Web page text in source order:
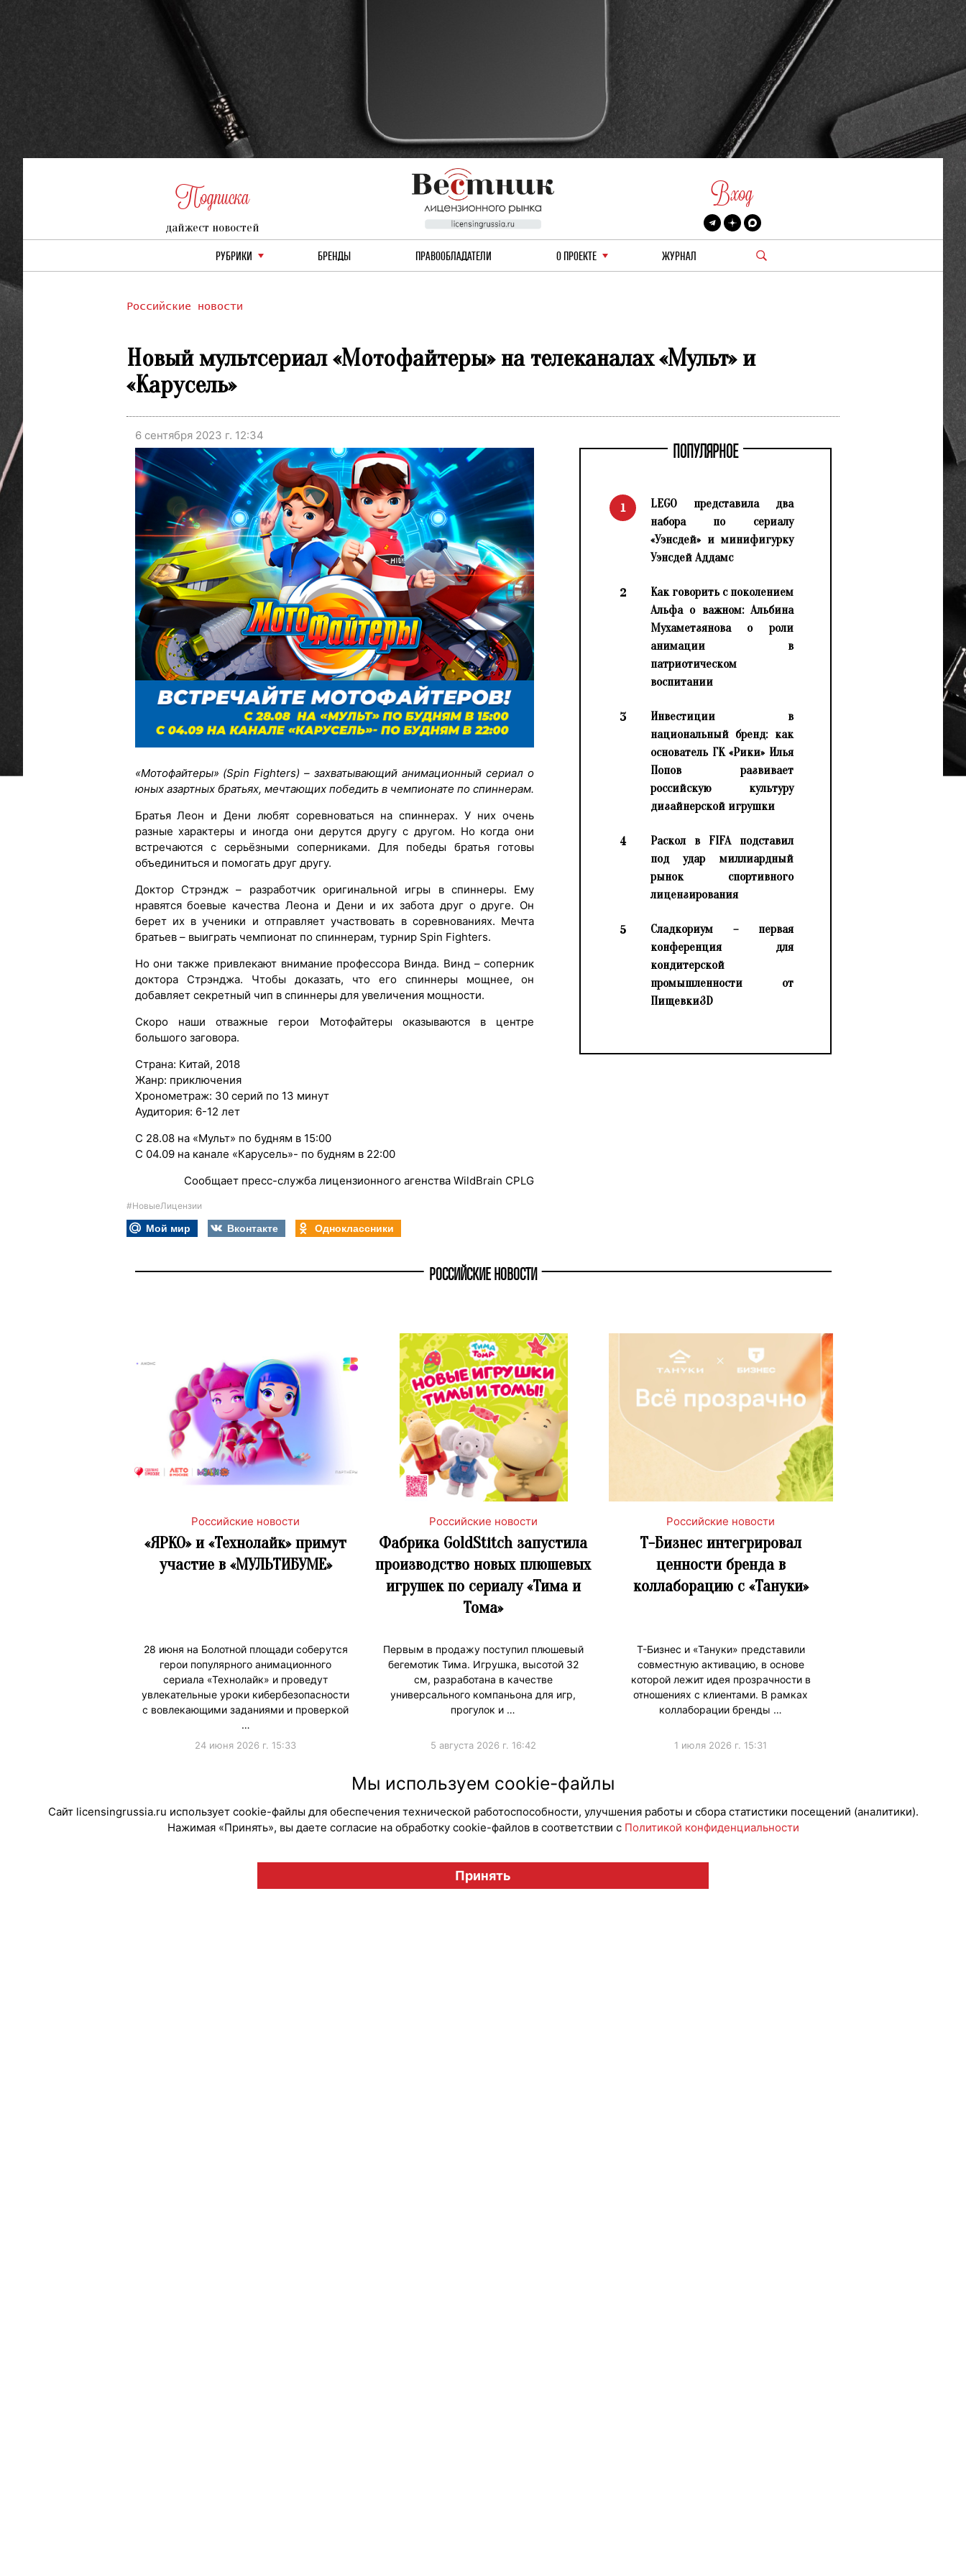
Подписка
дайжест новостей
Вход
РУБРИКИ БРЕНДЫ ПРАВООБЛАДАТЕЛИ О ПРОЕКТЕ ЖУРНАЛ
Российские новости
Новый мультсериал «Мотофайтеры» на телеканалах «Мульт» и
«Карусель»
6 сентября 2023 г. 12:34
«Мотофайтеры» (Spin Fighters) – захватывающий анимационный сериал о
юных азартных братьях, мечтающих победить в чемпионате по спиннерам.
Братья Леон и Дени любят соревноваться на спиннерах. У них очень
разные характеры и иногда они дерутся другу с другом. Но когда они
встречаются с серьёзными соперниками. Для победы братья готовы
объединиться и помогать друг другу.
Доктор Стрэндж – разработчик оригинальной игры в спиннеры. Ему
нравятся боевые качества Леона и Дени и их забота друг о друге. Он
берет их в ученики и отправляет участвовать в соревнованиях. Мечта
братьев – выиграть чемпионат по спиннерам, турнир Spin Fighters.
Но они также привлекают внимание профессора Винда. Винд – соперник
доктора Стрэнджа. Чтобы доказать, что его спиннеры мощнее, он
добавляет секретный чип в спиннеры для увеличения мощности.
Скоро наши отважные герои Мотофайтеры оказываются в центре
большого заговора.
Страна: Китай, 2018
Жанр: приключения
Хронометраж: 30 серий по 13 минут
Аудитория: 6-12 лет
С 28.08 на «Мульт» по будням в 15:00
С 04.09 на канале «Карусель»- по будням в 22:00
Сообщает пресс-служба лицензионного агенства WildBrain CPLG
ПОПУЛЯРНОЕ
1
LEGO представила два
набора по сериалу
«Уэнсдей» и минифигурку
Уэнсдей Аддамс
2
Как говорить с поколением
Альфа о важном: Альбина
Мухаметзянова о роли
анимации в
патриотическом
воспитании
3
Инвестиции в
национальный бренд: как
основатель ГК «Рики» Илья
Попов развивает
российскую культуру
дизайнерской игрушки
4
Раскол в FIFA подставил
под удар миллиардный
рынок спортивного
лицензирования
5
Сладкориум – первая
конференция для
кондитерской
промышленности от
Пищевки3D
#НовыеЛицензии
Мой мир Вконтакте Одноклассники
РОССИЙСКИЕ НОВОСТИ
Российские новости
«ЯРКО» и «Технолайк» примут
участие в «МУЛЬТИБУМЕ»
28 июня на Болотной площади соберутся
герои популярного анимационного
сериала «Технолайк» и проведут
увлекательные уроки кибербезопасности
с вовлекающими заданиями и проверкой
…
24 июня 2026 г. 15:33
Российские новости
Фабрика GoldStitch запустила
производство новых плюшевых
игрушек по сериалу «Тима и
Тома»
Первым в продажу поступил плюшевый
бегемотик Тима. Игрушка, высотой 32
см, разработана в качестве
универсального компаньона для игр,
прогулок и …
5 августа 2026 г. 16:42
Российские новости
Т-Бизнес интегрировал
ценности бренда в
коллаборацию с «Тануки»
Т-Бизнес и «Тануки» представили
совместную активацию, в основе
которой лежит идея прозрачности в
отношениях с клиентами. В рамках
коллаборации бренды …
1 июля 2026 г. 15:31
© "Вестник лицензионного рынка", licensingrussia.ru, 2009-2026 12+
Мы используем cookie-файлы
Сайт licensingrussia.ru использует cookie-файлы для обеспечения технической работоспособности, улучшения работы и сбора статистики посещений (аналитики).
Нажимая «Принять», вы даете согласие на обработку cookie-файлов в соответствии с Политикой конфиденциальности
Принять